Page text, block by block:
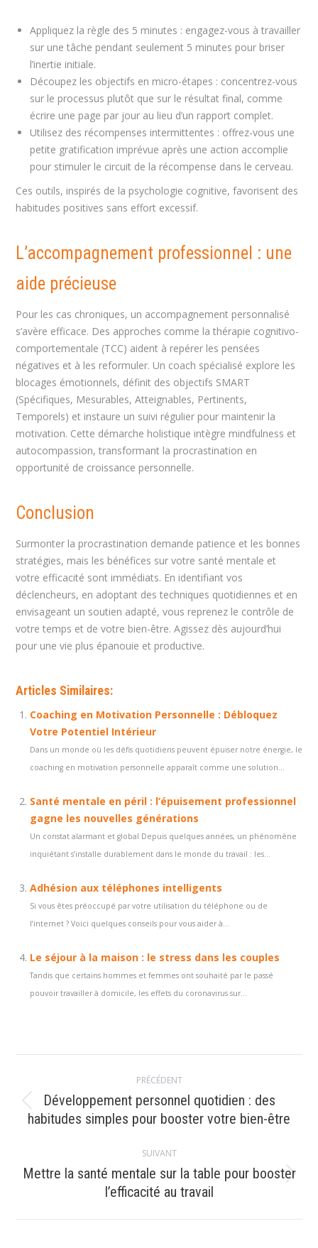
Appliquez la règle des 5 minutes : engagez-vous à travailler
sur une tâche pendant seulement 5 minutes pour briser
l’inertie initiale.
Découpez les objectifs en micro-étapes : concentrez-vous
sur le processus plutôt que sur le résultat final, comme
écrire une page par jour au lieu d’un rapport complet.
Utilisez des récompenses intermittentes : offrez-vous une
petite gratification imprévue après une action accomplie
pour stimuler le circuit de la récompense dans le cerveau.
Ces outils, inspirés de la psychologie cognitive, favorisent des
habitudes positives sans effort excessif.
L’accompagnement professionnel : une
aide précieuse
Pour les cas chroniques, un accompagnement personnalisé
s’avère efficace. Des approches comme la thérapie cognitivo-
comportementale (TCC) aident à repérer les pensées
négatives et à les reformuler. Un coach spécialisé explore les
blocages émotionnels, définit des objectifs SMART
(Spécifiques, Mesurables, Atteignables, Pertinents,
Temporels) et instaure un suivi régulier pour maintenir la
motivation. Cette démarche holistique intègre mindfulness et
autocompassion, transformant la procrastination en
opportunité de croissance personnelle.
Conclusion
Surmonter la procrastination demande patience et les bonnes
stratégies, mais les bénéfices sur votre santé mentale et
votre efficacité sont immédiats. En identifiant vos
déclencheurs, en adoptant des techniques quotidiennes et en
envisageant un soutien adapté, vous reprenez le contrôle de
votre temps et de votre bien-être. Agissez dès aujourd’hui
pour une vie plus épanouie et productive.
Articles Similaires:
Coaching en Motivation Personnelle : Débloquez
Votre Potentiel Intérieur
Dans un monde où les défis quotidiens peuvent épuiser notre énergie, le
coaching en motivation personnelle apparaît comme une solution...
Santé mentale en péril : l’épuisement professionnel
gagne les nouvelles générations
Un constat alarmant et global Depuis quelques années, un phénomène
inquiétant s’installe durablement dans le monde du travail : les...
Adhésion aux téléphones intelligents
Si vous êtes préoccupé par votre utilisation du téléphone ou de
l’internet ? Voici quelques conseils pour vous aider à...
Le séjour à la maison : le stress dans les couples
Tandis que certains hommes et femmes ont souhaité par le passé
pouvoir travailler à domicile, les effets du coronavirus sur...
article
PRÉCÉDENT
Article
précédent
Développement personnel quotidien : des
habitudes simples pour booster votre bien-être
SUIVANT
Article
suivant
Mettre la santé mentale sur la table pour booster
l’efficacité au travail